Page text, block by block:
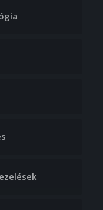
1064, I,
I, II